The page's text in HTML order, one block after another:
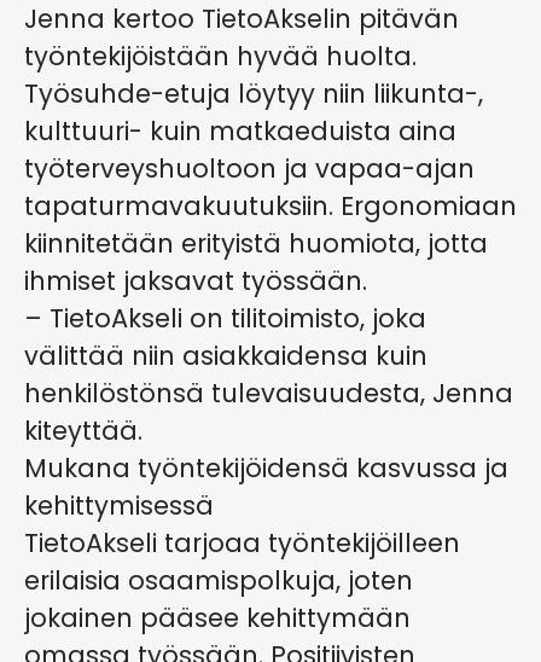
Jenna kertoo TietoAkselin pitävän
työntekijöistään hyvää huolta.
Työsuhde-etuja löytyy niin liikunta-,
kulttuuri- kuin matkaeduista aina
työterveyshuoltoon ja vapaa-ajan
tapaturmavakuutuksiin. Ergonomiaan
kiinnitetään erityistä huomiota, jotta
ihmiset jaksavat työssään.
– TietoAkseli on tilitoimisto, joka
välittää niin asiakkaidensa kuin
henkilöstönsä tulevaisuudesta, Jenna
kiteyttää.
Mukana työntekijöidensä kasvussa ja
kehittymisessä
TietoAkseli tarjoaa työntekijöilleen
erilaisia osaamispolkuja, joten
jokainen pääsee kehittymään